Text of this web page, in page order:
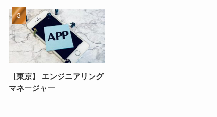
【東京】 エンジニアリング
マネージャー